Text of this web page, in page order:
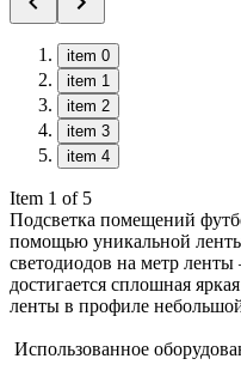
item 0
item 1
item 2
item 3
item 4
Item 1 of 5
Подсветка помещений
помощью уникальной
светодиодов на метр
достигается сплошная
ленты в профиле
Использованное